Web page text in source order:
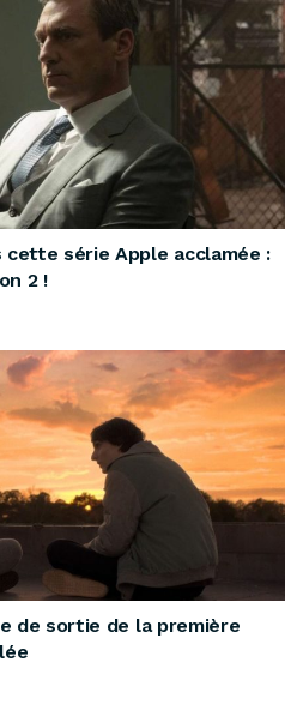
cette série Apple acclamée :
2 !
de sortie de la première